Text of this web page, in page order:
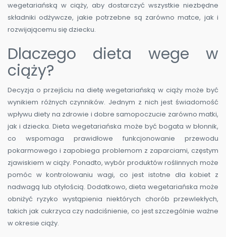
wegetariańską w ciąży, aby dostarczyć wszystkie niezbędne
składniki odżywcze, jakie potrzebne są zarówno matce, jak i
rozwijającemu się dziecku.
Dlaczego dieta wege w
ciąży?
Decyzja o przejściu na dietę wegetariańską w ciąży może być
wynikiem różnych czynników. Jednym z nich jest świadomość
wpływu diety na zdrowie i dobre samopoczucie zarówno matki,
jak i dziecka. Dieta wegetariańska może być bogata w błonnik,
co wspomaga prawidłowe funkcjonowanie przewodu
pokarmowego i zapobiega problemom z zaparciami, częstym
zjawiskiem w ciąży. Ponadto, wybór produktów roślinnych może
pomóc w kontrolowaniu wagi, co jest istotne dla kobiet z
nadwagą lub otyłością. Dodatkowo, dieta wegetariańska może
obniżyć ryzyko wystąpienia niektórych chorób przewlekłych,
takich jak cukrzyca czy nadciśnienie, co jest szczególnie ważne
w okresie ciąży.